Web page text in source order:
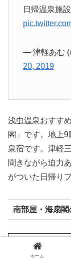
日帰温泉施
— 津軽あむ
20, 2019
浅虫温泉おすす
閣」です。 地上9
泉宿です。津軽
聞きながら迫力
がついた日帰り
南部屋・海扇閣
電話番号ホーム